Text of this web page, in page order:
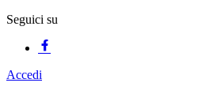
Seguici su
Accedi